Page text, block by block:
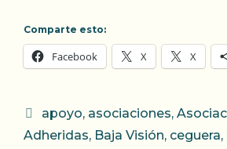
Comparte esto:
Facebook X X
Categorías
apoyo, asociaciones,
Adheridas, Baja Visión, ceguera,